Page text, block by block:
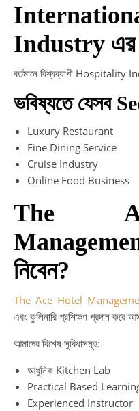
Industry
বর্তমানে বিশ্বব্যাপী Hospitality
ভবিষ্যতে যেসব
Luxury Restaurant
Fine Dining Service
Cruise Industry
Online Food Business
The
নিবেন?
The Ace Hotel
এবং কুলিনারি প্রশিক্ষণ প্রদান করে
আমাদের বিশেষ সুবিধাসমূহ:
আধুনিক Kitchen Lab
Practical Based
Experienced Instructor